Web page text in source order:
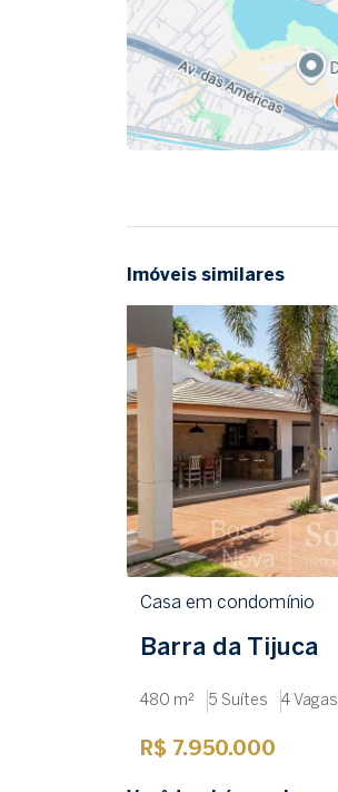
Imóveis similares
Casa em condomínio
Barra da Tijuca
480 m² 5 Suítes 4 Vagas
R$ 7.950.000